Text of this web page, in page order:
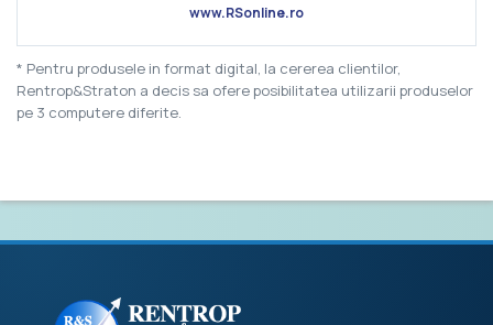
www.RSonline.ro
* Pentru produsele in format digital, la cererea clientilor,
Rentrop&Straton a decis sa ofere posibilitatea utilizarii produselor
pe 3 computere diferite.